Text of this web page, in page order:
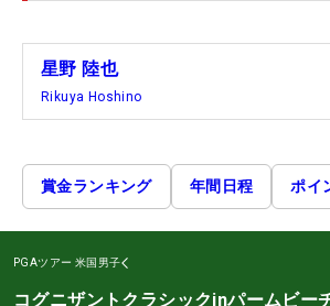
星野 陸也
Rikuya Hoshino
賞金ランキング 年間日程 ポイ
PGAツアー 米国男子
コグニザントクラシックinパームビー